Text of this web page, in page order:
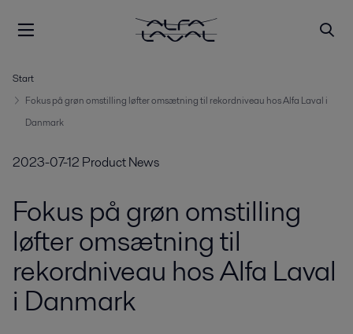
Start
Fokus på grøn omstilling løfter omsætning til rekordniveau hos Alfa Laval i
Danmark
2023-07-12 Product News
Fokus på grøn omstilling
løfter omsætning til
rekordniveau hos Alfa Laval
i Danmark